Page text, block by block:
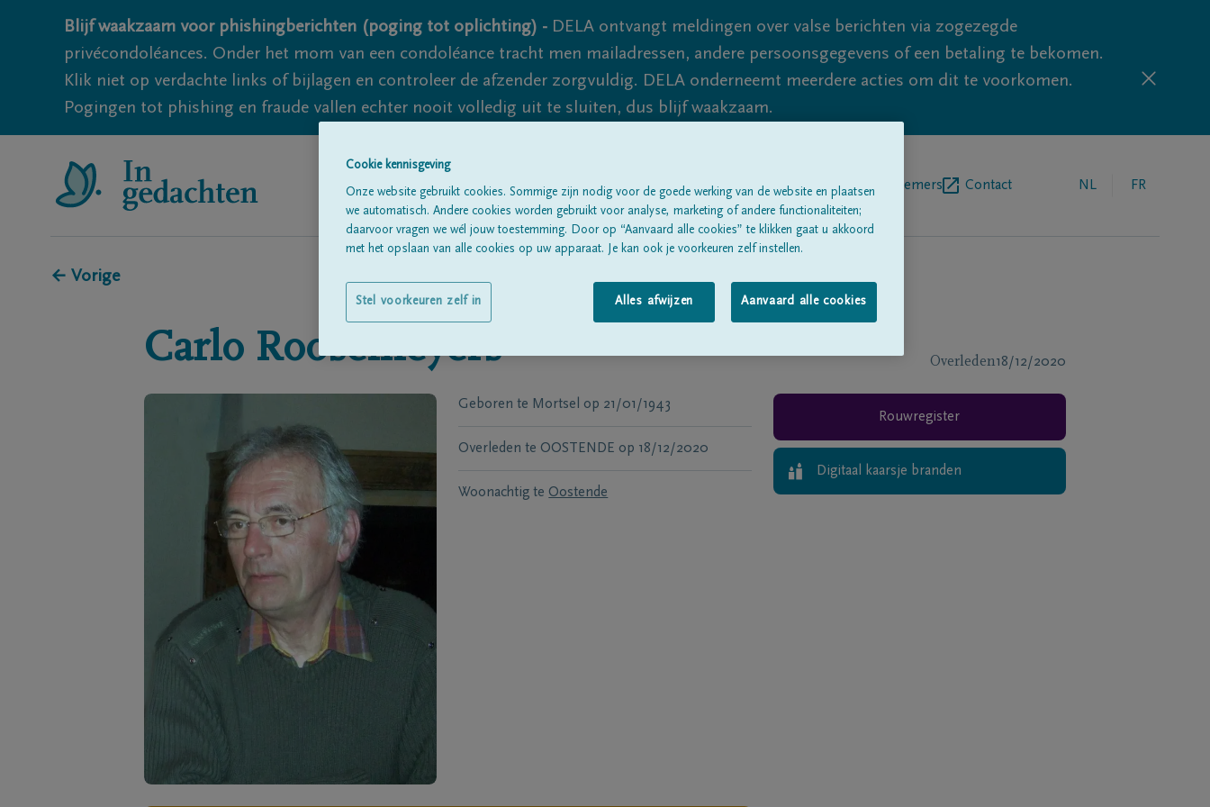
Blijf waakzaam voor phishingberichten (poging tot oplichting) - DELA ontvangt meldingen over valse berichten via zogezegde
privécondoléances. Onder het mom van een condoléance tracht men mailadressen, andere persoonsgegevens of een betaling te bekomen.
Klik niet op verdachte links of bijlagen en controleer de afzender zorgvuldig. DELA onderneemt meerdere acties om dit te voorkomen.
Pogingen tot phishing en fraude vallen echter nooit volledig uit te sluiten, dus blijf waakzaam.
Alle rouwberichten Over ons Begrafenisondernemers Contact NL FR
← Vorige
Carlo Roosemeyers Overleden18/12/2020
Geboren te Mortsel op 21/01/1943
Overleden te OOSTENDE op 18/12/2020
Woonachtig te Oostende
Rouwregister
Digitaal kaarsje branden
Cookie kennisgeving
Onze website gebruikt cookies. Sommige zijn nodig voor de goede werking van de website en plaatsen
we automatisch. Andere cookies worden gebruikt voor analyse, marketing of andere functionaliteiten;
daarvoor vragen we wél jouw toestemming. Door op “Aanvaard alle cookies” te klikken gaat u akkoord
met het opslaan van alle cookies op uw apparaat. Je kan ook je voorkeuren zelf instellen.
Alles afwijzen Aanvaard alle cookies
Stel voorkeuren zelf in